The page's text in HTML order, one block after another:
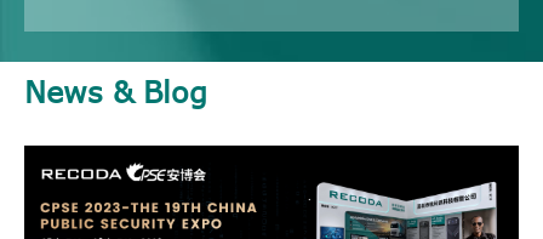
News & Blog